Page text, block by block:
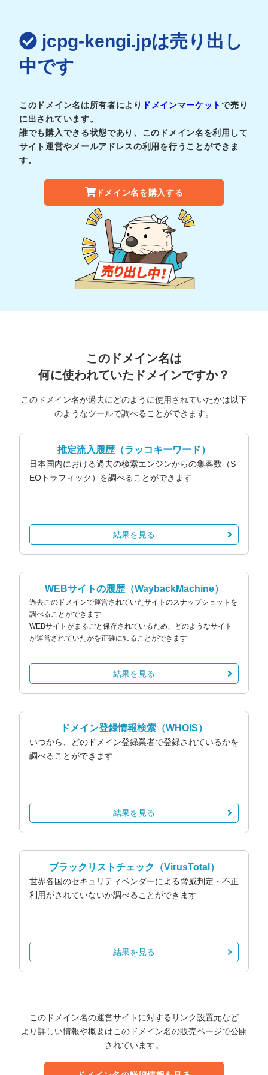
jcpg-kengi.jpは売り出し
中です
このドメイン名は所有者により ドメインマーケットで売り
に出されています。
誰でも購入できる状態であり、このドメイン名を利用して
サイト運営やメールアドレスの利用を行うことができま
す。
ドメイン名を購入する
このドメイン名は
何に使われていたドメインですか？
このドメイン名が過去にどのように使用されていたかは以下
のようなツールで調べることができます。
推定流入履歴（ラッコキーワード）
日本国内における過去の検索エンジンからの集客数（S
EOトラフィック）を調べることができます
結果を見る
WEBサイトの履歴（WaybackMachine）
過去このドメインで運営されていたサイトのスナップショットを
調べることができます
WEBサイトがまるごと保存されているため、どのようなサイト
が運営されていたかを正確に知ることができます
結果を見る
ドメイン登録情報検索 （WHOIS）
いつから、どのドメイン登録業者で登録されているかを
調べることができます
結果を見る
ブラックリストチェック （VirusTotal）
世界各国のセキュリティベンダーによる脅威判定・不正
利用がされていないか調べることができます
結果を見る
このドメイン名の運営サイトに対するリンク設置元など
より詳しい情報や概要はこのドメイン名の販売ページで公開
されています。